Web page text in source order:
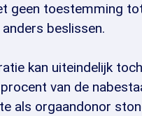
geen toestemming
beslissen.
kan uiteindelijk
van de
als orgaandonor